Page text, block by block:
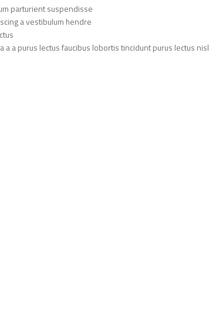
parturient suspendisse.
a vestibulum hendre.
a purus lectus faucibus lobortis tincidunt purus lectus